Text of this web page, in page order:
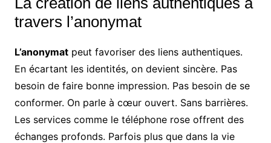
travers l’anonymat
L’anonymatpeut favoriser des liens authentiques.
En écartant les identités, on devient sincère. Pas
besoin de faire bonne impression. Pas besoin de se
conformer. On parle à cœur ouvert. Sans barrières.
Les services comme le téléphone rose offrent des
échanges profonds. Parfois plus que dans la vie